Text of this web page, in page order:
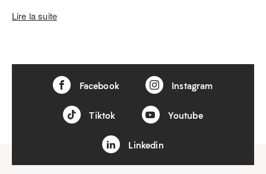
Lire la suite
Facebook Instagram
Tiktok Youtube
Linkedin